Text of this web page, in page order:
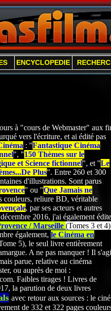
ENCYCLOPEDIE
à "cours de Webmaster" aux
vers l'écriture, et ai édité pas
: "Fantastique Cinéma
", "150 Thèmes sur le
et Science fictionnel", et "Le
Plus". Entre 260 et 300
d'illustrations. Sont parus
" ou "Que Jamais ne
couleurs, reliure BD, véritable
, par ses acteurs et autres
2016, j'ai également
/ Marseille (Tomes 3 et 4)
également, le Cinéma en
5), le seul livre entièrement
A ne pas manquer ! Il
parue, relative au cinéma
ou auprès de moi :
Faibles tirages ! Livres de
la parution de deux livres
avec retour aux sources : le
de 332 et 322 pages